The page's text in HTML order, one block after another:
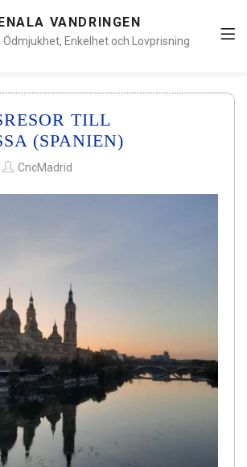
VANDRINGEN
Enkelhet och Lovprisning
TILL
(SPANIEN)
CncMadrid